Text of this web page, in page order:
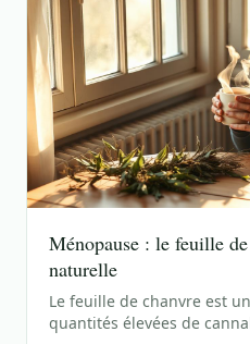
Ménopause : le feuille
naturelle
Le feuille de chanvre est
quantités élevées de